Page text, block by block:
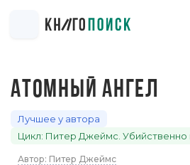
АТОМНЫЙ АНГЕЛ
Лучшее у автора
Цикл: Питер Джеймс. Убийственно
Автор: Питер Джеймс